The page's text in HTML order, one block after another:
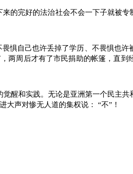
的完好的法治社会不会一下子就被
惧自己也许丢掉了学历、不畏惧也许
两周后才有了市民捐助的帐篷，直到
醒和实践。无论是亚洲第一个民主
大声对惨无人道的集权说： “不”！